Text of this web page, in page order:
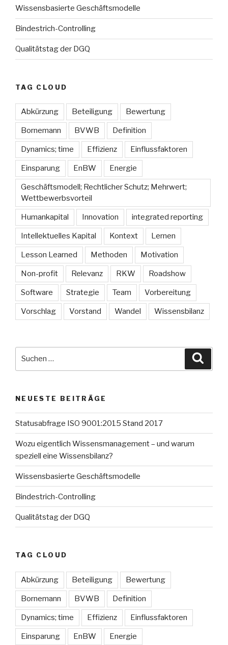
Wissensbasierte Geschäftsmodelle
Bindestrich-Controlling
Qualitätstag der DGQ
TAG CLOUD
Abkürzung Beteiligung Bewertung
Bornemann BVWB Definition
Dynamics; time Effizienz Einflussfaktoren
Einsparung EnBW Energie
Geschäftsmodell; Rechtlicher Schutz; Mehrwert;
Wettbewerbsvorteil
Humankapital Innovation integrated reporting
Intellektuelles Kapital Kontext Lernen
Lesson Learned Methoden Motivation
Non-profit Relevanz RKW Roadshow
Software Strategie Team Vorbereitung
Vorschlag Vorstand Wandel Wissensbilanz
NEUESTE BEITRÄGE
Statusabfrage ISO 9001:2015 Stand 2017
Wozu eigentlich Wissensmanagement – und warum
speziell eine Wissensbilanz?
Wissensbasierte Geschäftsmodelle
Bindestrich-Controlling
Qualitätstag der DGQ
TAG CLOUD
Abkürzung Beteiligung Bewertung
Bornemann BVWB Definition
Dynamics; time Effizienz Einflussfaktoren
Einsparung EnBW Energie